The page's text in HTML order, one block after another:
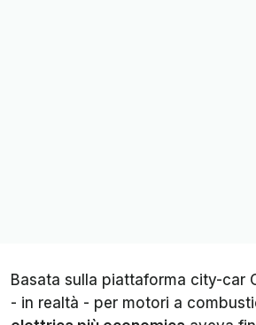
Basata sulla piattaforma city-car
- in realtà - per motori a